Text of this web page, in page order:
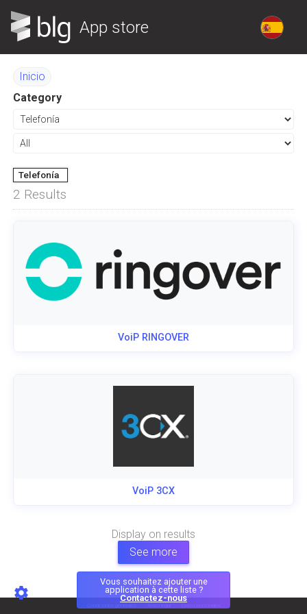
App store
Vous souhaitez ajouter une
application à cette liste ?
Contactez-nous
Inicio
Category
Telefonía
2 Results
VoiP RINGOVER
VoiP 3CX
Display on results
See more